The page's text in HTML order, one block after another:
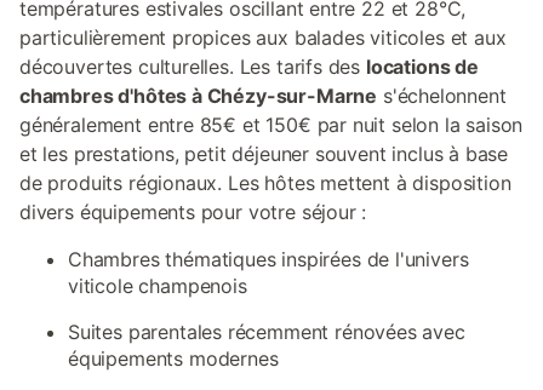
températures estivales oscillant entre 22 et 28°C,
particulièrement propices aux balades viticoles et aux
découvertes culturelles. Les tarifs des locations de
chambres d'hôtes à Chézy-sur-Marne s'échelonnent
généralement entre 85€ et 150€ par nuit selon la saison
et les prestations, petit déjeuner souvent inclus à base
de produits régionaux. Les hôtes mettent à disposition
divers équipements pour votre séjour :
Chambres thématiques inspirées de l'univers
viticole champenois
Suites parentales récemment rénovées avec
équipements modernes